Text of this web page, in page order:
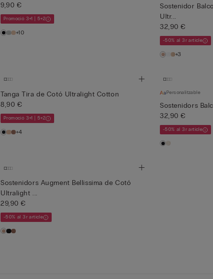
9,90 €
Promoció 3+1 | 5+2
+10
Sostenidor
Ultr...
32,90 €
-50% al 3r article
+3
Tanga Tira de Cotó Ultralight Cotton
8,90 €
Promoció 3+1 | 5+2
+4
Personalitzable
Sostenidors
32,90 €
-50% al 3r article
Sostenidors Augment Bellissima de Cotó
Ultralight ...
29,90 €
-50% al 3r article